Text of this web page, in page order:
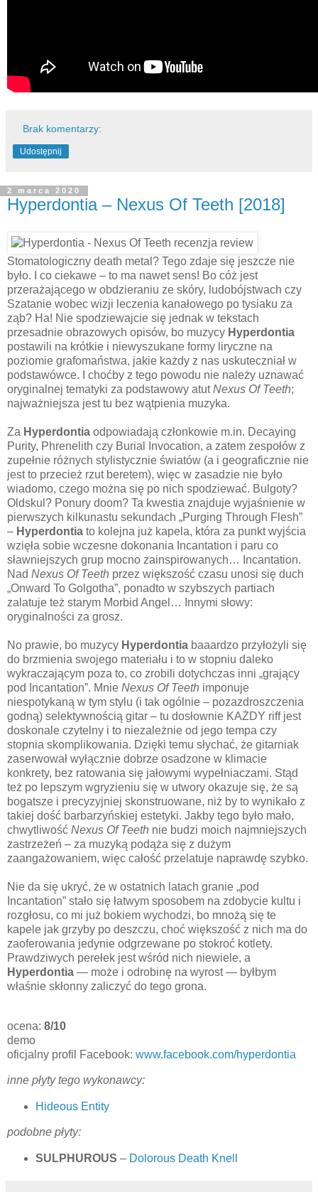
Brak komentarzy:
Udostępnij
2 marca 2020
Hyperdontia – Nexus Of Teeth [2018]
Stomatologiczny death metal? Tego zdaje się jeszcze nie
było. I co ciekawe – to ma nawet sens! Bo cóż jest
przerażającego w obdzieraniu ze skóry, ludobójstwach czy
Szatanie wobec wizji leczenia kanałowego po tysiaku za
ząb? Ha! Nie spodziewajcie się jednak w tekstach
przesadnie obrazowych opisów, bo muzycy Hyperdontia
postawili na krótkie i niewyszukane formy liryczne na
poziomie grafomaństwa, jakie każdy z nas uskuteczniał w
podstawówce. I choćby z tego powodu nie należy uznawać
oryginalnej tematyki za podstawowy atutNexus Of Teeth;
najważniejsza jest tu bez wątpienia muzyka.
Za Hyperdontia odpowiadają członkowie m.in. Decaying
Purity, Phrenelith czy Burial Invocation, a zatem zespołów z
zupełnie różnych stylistycznie światów (a i geograficznie nie
jest to przecież rzut beretem), więc w zasadzie nie było
wiadomo, czego można się po nich spodziewać. Bulgoty?
Oldskul? Ponury doom? Ta kwestia znajduje wyjaśnienie w
pierwszych kilkunastu sekundach „Purging Through Flesh”
– Hyperdontia to kolejna już kapela, która za punkt wyjścia
wzięła sobie wczesne dokonania Incantation i paru co
sławniejszych grup mocno zainspirowanych… Incantation.
Nad Nexus Of Teeth przez większość czasu unosi się duch
„Onward To Golgotha”, ponadto w szybszych partiach
zalatuje też starym Morbid Angel… Innymi słowy:
oryginalności za grosz.
No prawie, bo muzycy Hyperdontia baaardzo przyłożyli się
do brzmienia swojego materiału i to w stopniu daleko
wykraczającym poza to, co zrobili dotychczas inni „grający
pod Incantation”. Mnie Nexus Of Teeth imponuje
niespotykaną w tym stylu (i tak ogólnie – pozazdroszczenia
godną) selektywnością gitar – tu dosłownie KAŻDY riff jest
doskonale czytelny i to niezależnie od jego tempa czy
stopnia skomplikowania. Dzięki temu słychać, że gitarniak
zaserwował wyłącznie dobrze osadzone w klimacie
konkrety, bez ratowania się jałowymi wypełniaczami. Stąd
też po lepszym wgryzieniu się w utwory okazuje się, że są
bogatsze i precyzyjniej skonstruowane, niż by to wynikało z
takiej dość barbarzyńskiej estetyki. Jakby tego było mało,
chwytliwość Nexus Of Teeth nie budzi moich najmniejszych
zastrzeżeń – za muzyką podąża się z dużym
zaangażowaniem, więc całość przelatuje naprawdę szybko.
Nie da się ukryć, że w ostatnich latach granie „pod
Incantation” stało się łatwym sposobem na zdobycie kultu i
rozgłosu, co mi już bokiem wychodzi, bo mnożą się te
kapele jak grzyby po deszczu, choć większość z nich ma do
zaoferowania jedynie odgrzewane po stokroć kotlety.
Prawdziwych perełek jest wśród nich niewiele, a
Hyperdontia — może i odrobinę na wyrost — byłbym
właśnie skłonny zaliczyć do tego grona.
ocena: 8/10
demo
oficjalny profil Facebook: www.facebook.com/hyperdontia
inne płyty tego wykonawcy:
Hideous Entity
podobne płyty:
SULPHUROUS – Dolorous Death Knell